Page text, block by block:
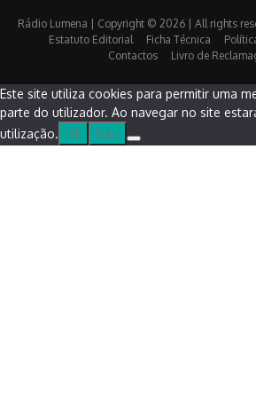
Rádio Lumena | Copyright © 2026 | All rights
Estatuto Editorial
Ficha Técnica
Contactos
Livro de
Este site utiliza cookies para permitir uma
parte do utilizador. Ao navegar no site
utilização. Ok Não